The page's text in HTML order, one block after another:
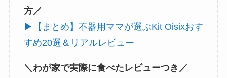
方／
▶【まとめ】不器用ママが選ぶKit Oisixおす
すめ20選＆リアルレビュー
＼わが家で実際に食べたレビューつき／